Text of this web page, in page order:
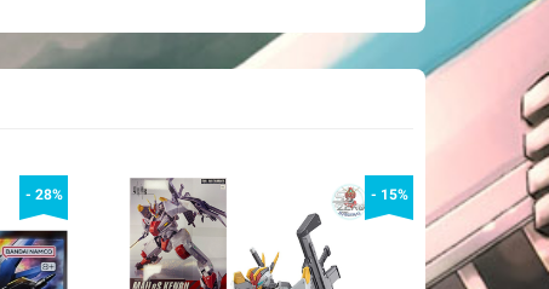
- 28% - 15%